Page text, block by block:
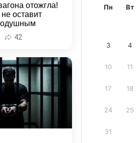
отожгла!
оставит
42
Пн Вт
3 4
10 11
17 18
24 25
31